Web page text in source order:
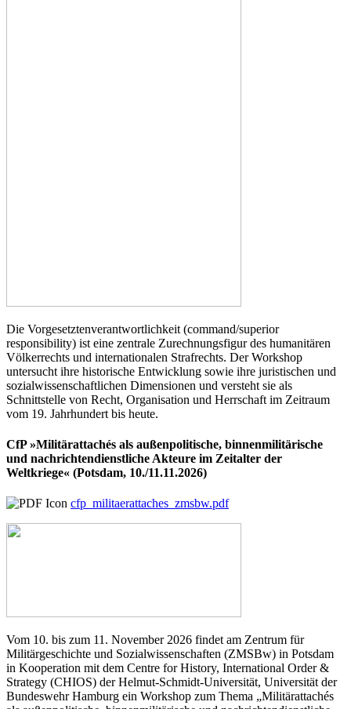
Die Vorgesetztenverantwortlichkeit (command/superior
responsibility) ist eine zentrale Zurechnungsfigur des humanitären
Völkerrechts und internationalen Strafrechts. Der Workshop
untersucht ihre historische Entwicklung sowie ihre juristischen und
sozialwissenschaftlichen Dimensionen und versteht sie als
Schnittstelle von Recht, Organisation und Herrschaft im Zeitraum
vom 19. Jahrhundert bis heute.
CfP »Militärattachés als außenpolitische, binnenmilitärische
und nachrichtendienstliche Akteure im Zeitalter der
Weltkriege« (Potsdam, 10./11.11.2026)
cfp_militaerattaches_zmsbw.pdf
Vom 10. bis zum 11. November 2026 findet am Zentrum für
Militärgeschichte und Sozialwissenschaften (ZMSBw) in Potsdam
in Kooperation mit dem Centre for History, International Order &
Strategy (CHIOS) der Helmut-Schmidt-Universität, Universität der
Bundeswehr Hamburg ein Workshop zum Thema „Militärattachés